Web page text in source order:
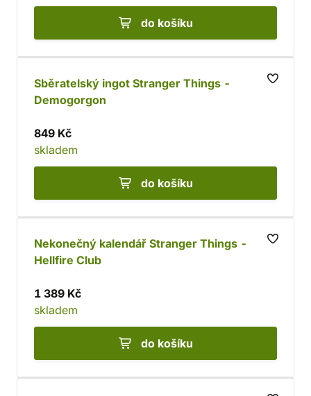
do košíku
Sběratelský ingot Stranger Things -
Demogorgon
849 Kč
skladem
do košíku
Nekonečný kalendář Stranger Things -
Hellfire Club
1 389 Kč
skladem
do košíku